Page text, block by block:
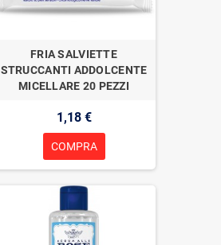
FRIA SALVIETTE
STRUCCANTI ADDOLCENTE
MICELLARE 20 PEZZI
1,18 €
COMPRA